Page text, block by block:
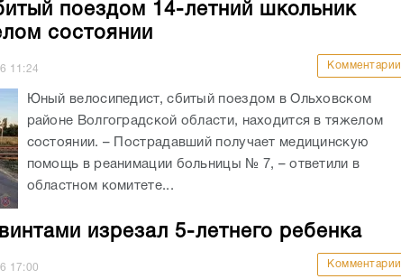
поездом 14-летний школьник
состоянии
11:24 Комментарии
Юный велосипедист, сбитый поездом в Ольховском
районе Волгоградской области, находится в тяжелом
состоянии. – Пострадавший получает медицинскую
помощь в реанимации больницы № 7, – ответили в
областном комитете...
изрезал 5-летнего ребенка
17:00 Комментарии